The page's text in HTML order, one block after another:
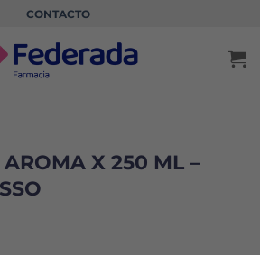
CONTACTO
X 250 ML –